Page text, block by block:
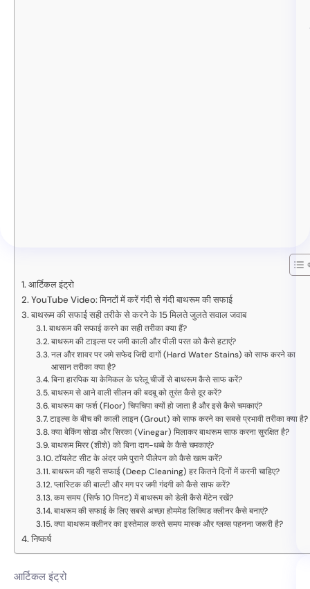
आर्टिकल इंट्रो
YouTube Video: मिनटों में करें गंदी से गंदी बाथरूम की सफाई
बाथरूम की सफाई सही तरीके से करने के 15 मिलते जुलते सवाल जवाब
बाथरूम की सफाई करने का सही तरीका क्या हैं?
बाथरूम की टाइल्स पर जमी काली और पीली परत को कैसे हटाएं?
नल और शावर पर जमे सफेद जिद्दी दागों (Hard Water Stains) को साफ करने का
आसान तरीका क्या है?
बिना हारपिक या केमिकल के घरेलू चीजों से बाथरूम कैसे साफ करें?
बाथरूम से आने वाली सीलन की बदबू को तुरंत कैसे दूर करें?
बाथरूम का फर्श (Floor) चिपचिपा क्यों हो जाता है और इसे कैसे चमकाएं?
टाइल्स के बीच की काली लाइन (Grout) को साफ करने का सबसे प्रभावी तरीका क्या है?
क्या बेकिंग सोडा और सिरका (Vinegar) मिलाकर बाथरूम साफ करना सुरक्षित है?
बाथरूम मिरर (शीशे) को बिना दाग-धब्बे के कैसे चमकाएं?
टॉयलेट सीट के अंदर जमे पुराने पीलेपन को कैसे खत्म करें?
बाथरूम की गहरी सफाई (Deep Cleaning) हर कितने दिनों में करनी चाहिए?
प्लास्टिक की बाल्टी और मग पर जमी गंदगी को कैसे साफ करें?
कम समय (सिर्फ 10 मिनट) में बाथरूम को डेली कैसे मेंटेन रखें?
बाथरूम की सफाई के लिए सबसे अच्छा होममेड लिक्विड क्लीनर कैसे बनाएं?
क्या बाथरूम क्लीनर का इस्तेमाल करते समय मास्क और ग्लव्स पहनना जरूरी है?
निष्कर्ष
आर्टिकल इंट्रो